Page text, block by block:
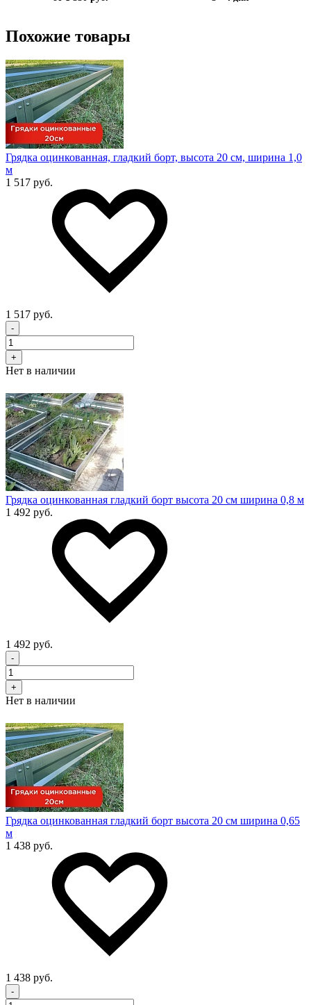
Похожие товары
Грядка оцинкованная, гладкий борт, высота 20 см, ширина 1,0
м
1 517 руб.
1 517 руб.
-
+
Нет в наличии
Грядка оцинкованная гладкий борт высота 20 см ширина 0,8 м
1 492 руб.
1 492 руб.
-
+
Нет в наличии
Грядка оцинкованная гладкий борт высота 20 см ширина 0,65
м
1 438 руб.
1 438 руб.
-